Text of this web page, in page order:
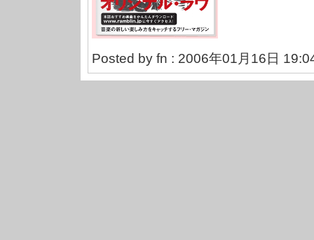
Posted by fn : 2006年01月16日